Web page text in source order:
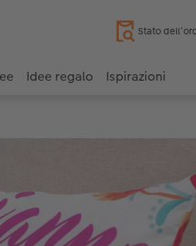
Stato
Idee regalo Ispirazioni